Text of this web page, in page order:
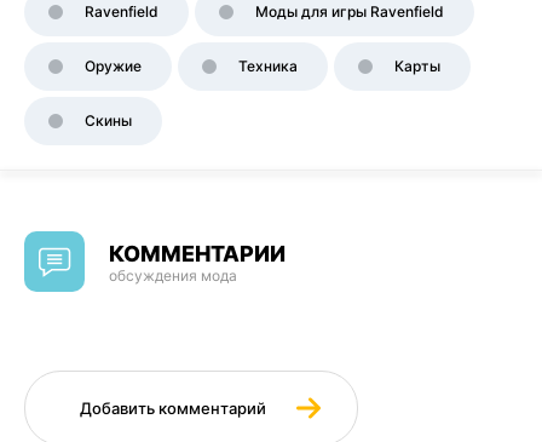
Ravenfield Моды для игры Ravenfield
Оружие Техника Карты
Скины
КОММЕНТАРИИ
обсуждения мода
Добавить комментарий